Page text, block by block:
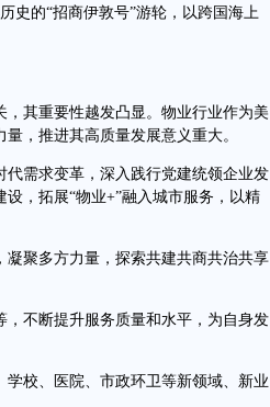
的“招商伊敦号”游轮，以跨国海上
其重要性越发凸显。物业行业作为美
，推进其高质量发展意义重大。
需求变革，深入践行党建统领企业发
，拓展“物业+”融入城市服务，以精
聚多方力量，探索共建共商共治共享
不断提升服务质量和水平，为自身发
校、医院、市政环卫等新领域、新业